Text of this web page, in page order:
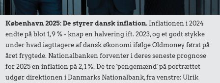
1/2 kg hakket
oksekød
Tyggegummi
København 2025: De styrer dansk inflation. Inflationen i 2024
endte på blot 1,9 % - knap en halvering ift. 2023, og et godt stykke
under hvad iagttagere af dansk økonomi ifølge Oldmoney først på
året frygtede. Nationalbanken forventer i deres seneste prognose
for 2025 en inflation på 2,1 %. De tre 'pengemænd' på portrættet
udgør direktionen i Danmarks Nationalbank, fra venstre: Ulrik